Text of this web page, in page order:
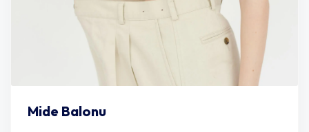
Mide Balonu